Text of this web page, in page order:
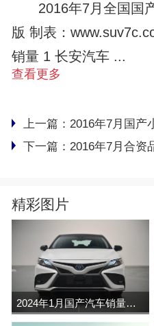
2016年7月全国国
版 制表：
销量 1 长安汽车 ...
查看更多
上一篇： 2016年7月国产小
下一篇： 2016年7月合资品牌
精彩图片
2024年1月国产汽车销量排行榜完整版名单(零售量